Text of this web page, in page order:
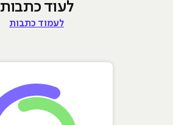
לעוד כתבות
לעמוד כתבות